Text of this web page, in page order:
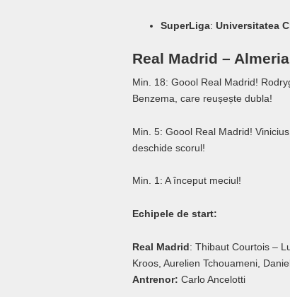
SuperLiga: Universitatea
Real Madrid –
Min. 18: Goool Real Madrid!
Benzema, care reușește dubla!
Min. 5: Goool Real Madrid!
deschide scorul!
Min. 1: A început meciul!
Echipele de start:
Real Madrid: Thibaut Courtois –
Kroos, Aurelien Tchouameni,
Antrenor: Carlo Ancelotti